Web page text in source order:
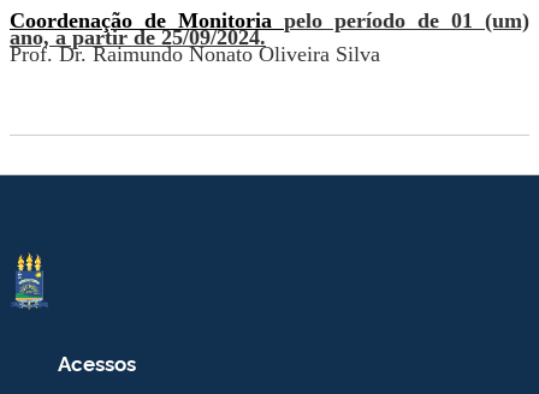
Coordenação de Monitoria pelo período de 01 (um)
ano, a partir de 25/09/2024.
Prof. Dr.Raimundo Nonato Oliveira Silva
Acessos